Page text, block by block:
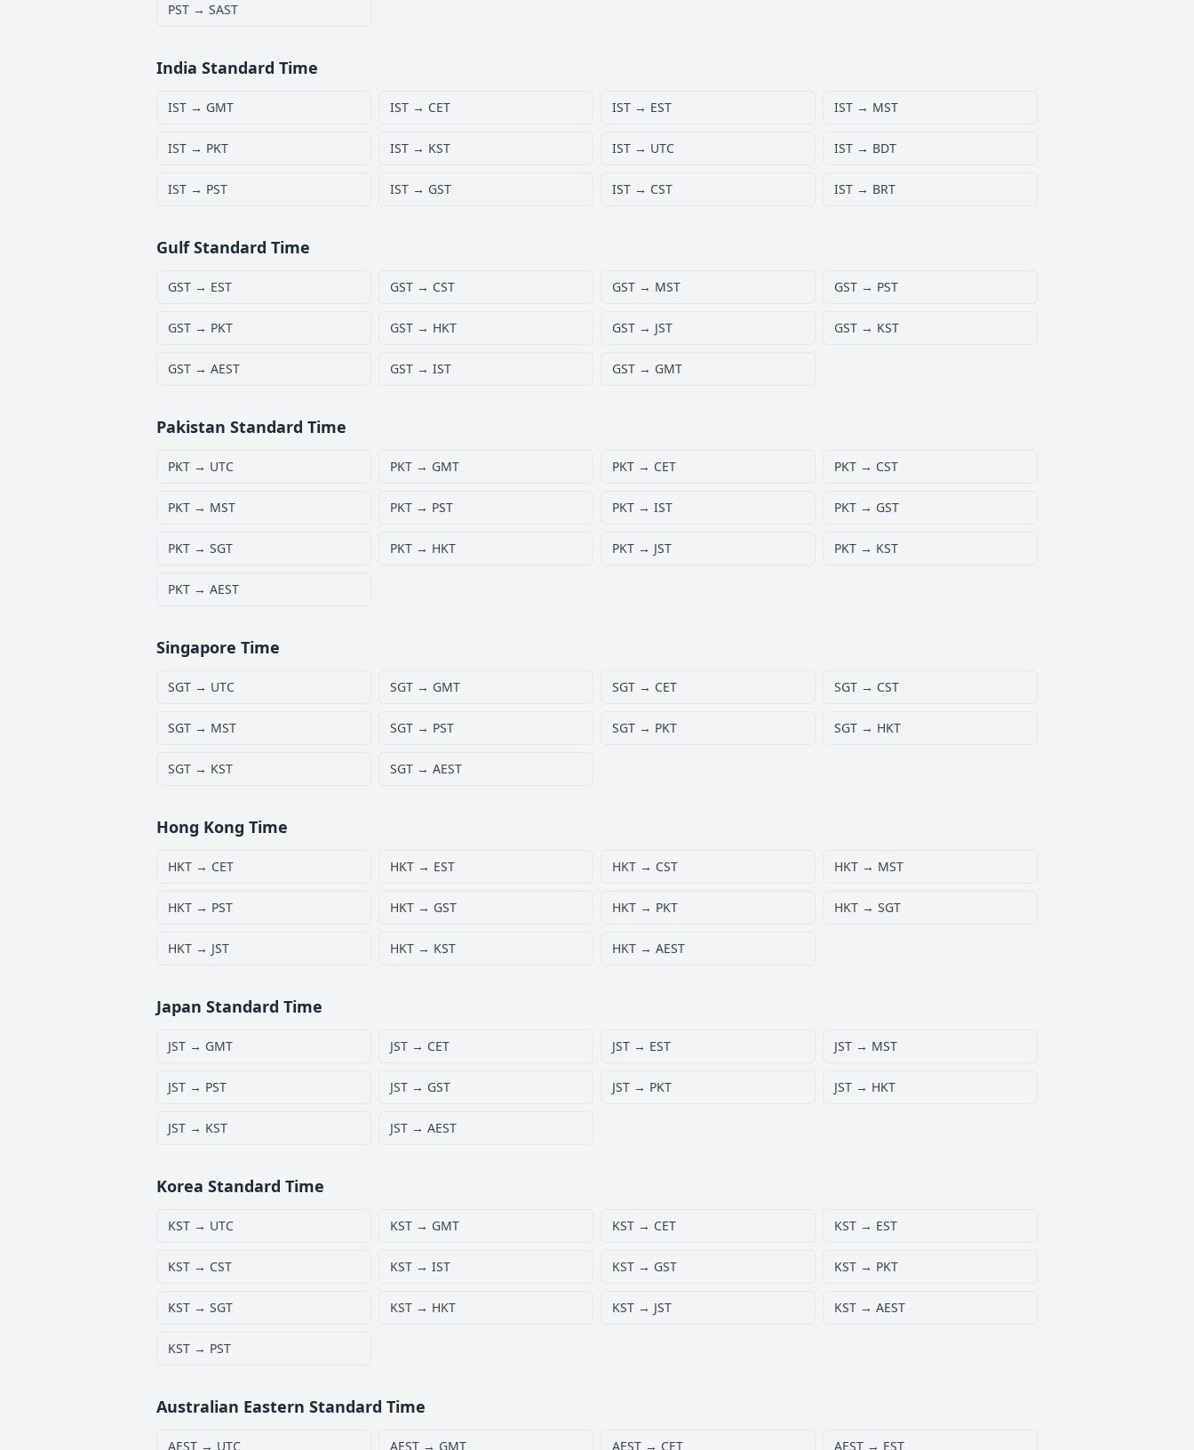
PST → SAST
India Standard Time
IST → GMT IST → CET IST → EST IST → MST
IST → PKT IST → KST IST → UTC IST → BDT
IST → PST IST → GST IST → CST IST → BRT
Gulf Standard Time
GST → EST GST → CST GST → MST GST → PST
GST → PKT GST → HKT GST → JST GST → KST
GST → AEST GST → IST GST → GMT
Pakistan Standard Time
PKT → UTC PKT → GMT PKT → CET PKT → CST
PKT → MST PKT → PST PKT → IST PKT → GST
PKT → SGT PKT → HKT PKT → JST PKT → KST
PKT → AEST
Singapore Time
SGT → UTC SGT → GMT SGT → CET SGT → CST
SGT → MST SGT → PST SGT → PKT SGT → HKT
SGT → KST SGT → AEST
Hong Kong Time
HKT → CET HKT → EST HKT → CST HKT → MST
HKT → PST HKT → GST HKT → PKT HKT → SGT
HKT → JST HKT → KST HKT → AEST
Japan Standard Time
JST → GMT JST → CET JST → EST JST → MST
JST → PST JST → GST JST → PKT JST → HKT
JST → KST JST → AEST
Korea Standard Time
KST → UTC KST → GMT KST → CET KST → EST
KST → CST KST → IST KST → GST KST → PKT
KST → SGT KST → HKT KST → JST KST → AEST
KST → PST
Australian Eastern Standard Time
AEST → UTC AEST → GMT AEST → CET AEST → EST